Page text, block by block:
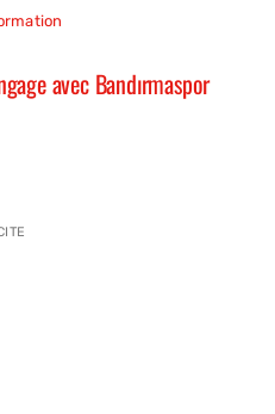
avec Bandırmaspor